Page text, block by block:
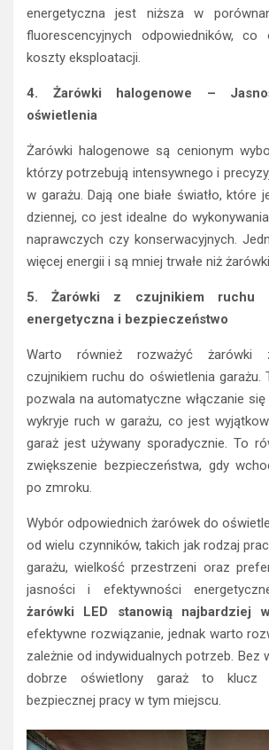
energetyczna jest niższa w
fluorescencyjnych odpowiedników, co
koszty eksploatacji.
4. Żarówki halogenowe –
oświetlenia
Żarówki halogenowe są cenionym
którzy potrzebują intensywnego i
w garażu. Dają one białe światło, które
dziennej, co jest idealne do
naprawczych czy konserwacyjnych.
więcej energii i są mniej trwałe niż żarówki
5. Żarówki z czujnikiem ruchu
energetyczna i bezpieczeństwo
Warto również rozważyć żarówki
czujnikiem ruchu do oświetlenia garażu.
pozwala na automatyczne włączanie się
wykryje ruch w garażu, co jest
garaż jest używany sporadycznie. To
zwiększenie bezpieczeństwa, gdy
po zmroku.
Wybór odpowiednich żarówek do
od wielu czynników, takich jak rodzaj
garażu, wielkość przestrzeni oraz
jasności i efektywności
żarówki LED stanowią najbardziej
efektywne rozwiązanie, jednak warto
zależnie od indywidualnych potrzeb. Bez
dobrze oświetlony garaż to klucz
bezpiecznej pracy w tym miejscu.